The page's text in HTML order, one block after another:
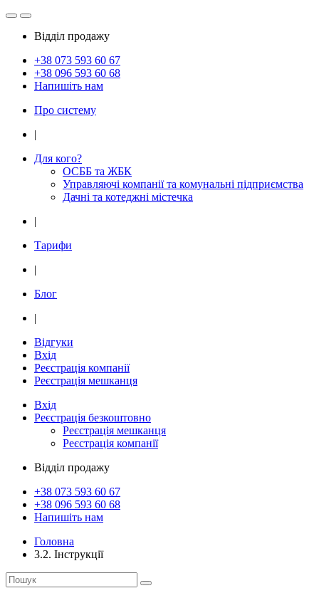
Відділ продажу
+38 073 593 60 67
+38 096 593 60 68
Напишіть нам
Про систему
|
Для кого?
ОСББ та ЖБК
Управляючі компанії та комунальні підприємства
Дачнi та котеджні мiстечка
|
Тарифи
|
Блог
|
Відгуки
Вхід
Реєстрація компанії
Реєстрація мешканця
Вхід
Реєстрація безкоштовно
Реєстрація мешканця
Реєстрація компанії
Відділ продажу
+38 073 593 60 67
+38 096 593 60 68
Напишіть нам
Головна
3.2. Інструкції